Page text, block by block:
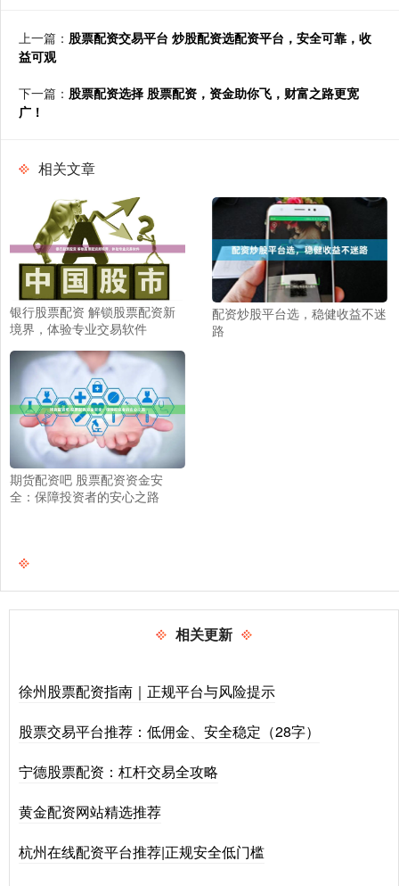
上一篇： 股票配资交易平台 炒股配资选配资平台，安全可靠，收
益可观
下一篇： 股票配资选择 股票配资，资金助你飞，财富之路更宽
广！
相关文章
银行股票配资 解锁股票配资新
境界，体验专业交易软件
配资炒股平台选，稳健收益不迷
路
期货配资吧 股票配资资金安
全：保障投资者的安心之路
相关更新
徐州股票配资指南｜正规平台与风险提示
股票交易平台推荐：低佣金、安全稳定（28字）
宁德股票配资：杠杆交易全攻略
黄金配资网站精选推荐
杭州在线配资平台推荐|正规安全低门槛